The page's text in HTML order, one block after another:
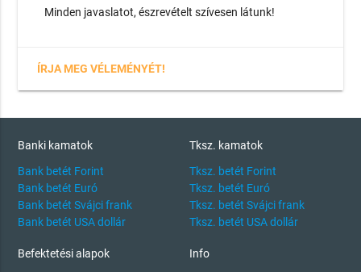
Minden javaslatot, észrevételt szívesen látunk!
ÍRJA MEG VÉLEMÉNYÉT!
Banki kamatok
Bank betét Forint
Bank betét Euró
Bank betét Svájci frank
Bank betét USA dollár
Tksz. kamatok
Tksz. betét Forint
Tksz. betét Euró
Tksz. betét Svájci frank
Tksz. betét USA dollár
Befektetési alapok
Info